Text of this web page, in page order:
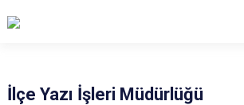
İlçe Yazı İşleri Müdürlüğü